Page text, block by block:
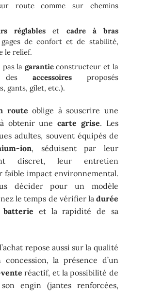
route comme sur chemins
réglables et cadre à bras
de confort et de stabilité,
le relief.
pas la garantieconstructeur et la
des accessoiresproposés
gants, gilet, etc.).
route oblige à souscrire une
obtenir unecarte grise. Les
adultes, souvent équipés de
ion, séduisent par leur
discret, leur entretien
faible impact environnemental.
décider pour un modèle
le temps de vérifier la durée
et la rapidité de sa
repose aussi sur la qualité
la présence d’un
réactif, et la possibilité de
engin (jantes renforcées,